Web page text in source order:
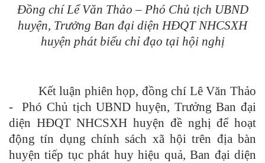
Đồng chí Lể Văn Thảo – Phó Chủ tịch UBND
huyện, Trưởng Ban đại diện HĐQT NHCSXH
huyện phát biểu chỉ đạo tại hội nghị
Kết luận phiên họp, đồng chí Lê Văn Thảo
- Phó Chủ tịch UBND huyện, Trưởng Ban đại
diện HĐQT NHCSXH huyện đề nghị để hoạt
động tín dụng chính sách xã hội trên địa bàn
huyện tiếp tục phát huy hiệu quả, Ban đại diện